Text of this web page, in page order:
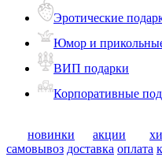
Эротические
Юмор и
ВИП подарки
Корпоративные
новинки акции
самовывоз доставка оплата